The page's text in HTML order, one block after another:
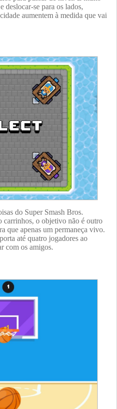
deslocar-se para os lados,
aumentem à medida que vai
do Super Smash Bros.
carrinhos, o objetivo não é outro
que apenas um permaneça vivo.
até quatro jogadores ao
com os amigos.